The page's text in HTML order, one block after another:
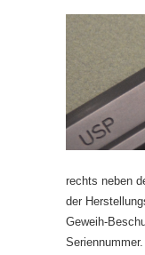
rechts neben
der
Geweih-